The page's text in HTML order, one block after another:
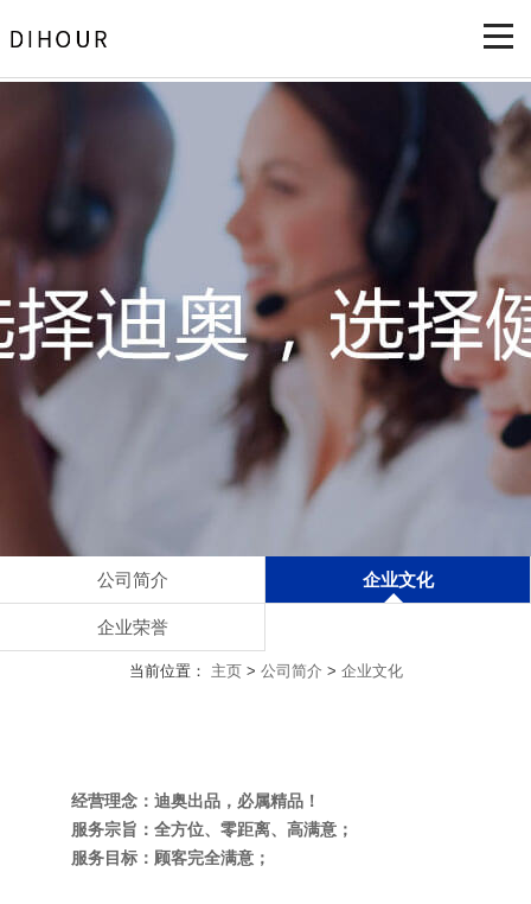
公司简介 企业文化
企业荣誉
当前位置： 主页> 公司简介 > 企业文化
经营理念：迪奥出品，必属精品！
服务宗旨：全方位、零距离、高满意；
服务目标：顾客完全满意；